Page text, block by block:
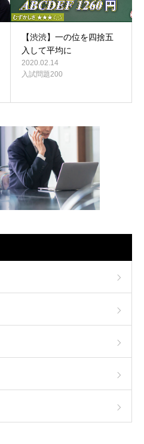
【渋渋】一の位を四捨五
入して平均に
2020.02.14
入試問題200